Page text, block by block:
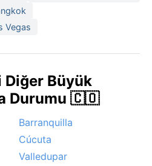
Büyük
Durumu 🇨🇴
Barranquilla
Cúcuta
Valledupar